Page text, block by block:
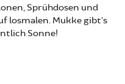
Sprühdosen und
losmalen. Mukke gibt’s
Sonne!